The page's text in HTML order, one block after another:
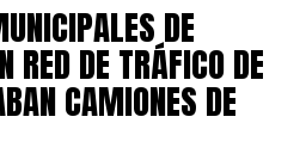
DE
RED DE TRÁFICO DE
CAMIONES DE